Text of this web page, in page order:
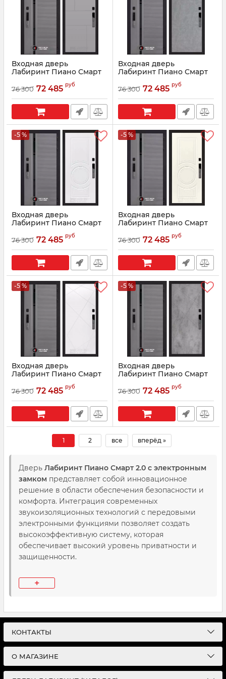
Входная дверь
Лабиринт Пиано Смарт
2.0 - 21 Грей софт
Артикул: 210040
76 300 72 485 руб
Входная дверь
Лабиринт Пиано Смарт
2.0 - 21 Бетон светлый
Артикул: 210039
76 300 72 485 руб
-5 %
Входная дверь
Лабиринт Пиано Смарт
2.0 - 23 Белый софт
Артикул: 210041
76 300 72 485 руб
-5 %
Входная дверь
Лабиринт Пиано Смарт
2.0 - 23 Ванилла веллюто
Артикул: 210042
76 300 72 485 руб
-5 %
Входная дверь
Лабиринт Пиано Смарт
2.0 - 24 Белый софт
Артикул: 210043
76 300 72 485 руб
-5 %
Входная дверь
Лабиринт Пиано Смарт
2.0 - 24 Бетон светлый
Артикул: 210045
76 300 72 485 руб
1 2 все вперёд »
Дверь Лабиринт Пиано Смарт 2.0 с электронным
замком представляет собой инновационное
решение в области обеспечения безопасности и
комфорта. Интеграция современных
звукоизоляционных технологий с передовыми
электронными функциями позволяет создать
высокоэффективную систему, которая
обеспечивает высокий уровень приватности и
защищенности.
Основные характеристики и преимущества:
оснащена многофункциональной системой
аутентификации, включающей
биометрическую идентификацию через
Face ID, сканирование отпечатка пальца,
ввод цифрового кода и возможность
использования традиционного ключа. Это
+
КОНТАКТЫ
О МАГАЗИНЕ